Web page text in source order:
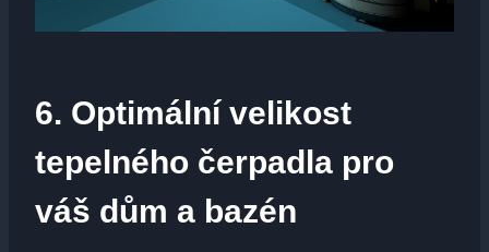
6. Optimální velikost
tepelného ⁣čerpadla pro
⁢váš dům⁢ a bazén